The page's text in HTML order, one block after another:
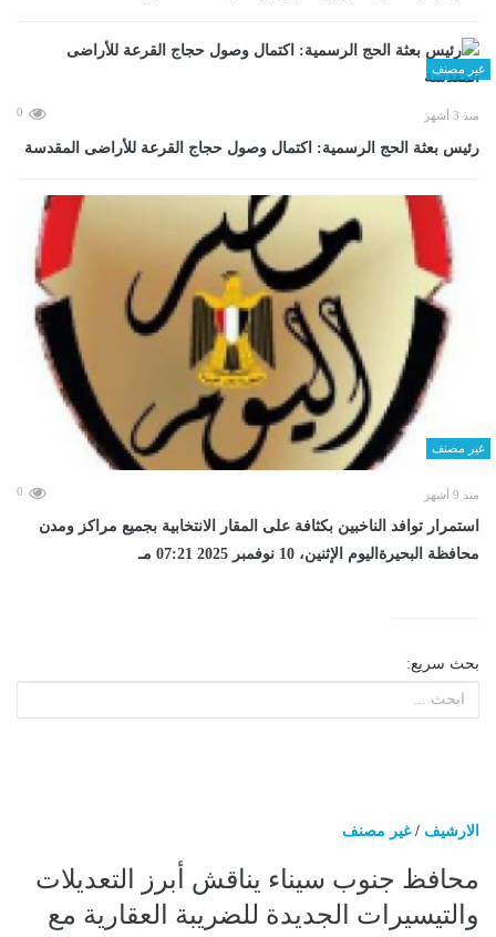
غير مصنف
منذ 3 أشهر 0
رئيس بعثة الحج الرسمية: اكتمال وصول حجاج القرعة للأراضى المقدسة
غير مصنف
منذ 9 أشهر 0
استمرار توافد الناخبين بكثافة على المقار الانتخابية بجميع مراكز ومدن
محافظة البحيرةاليوم الإثنين، 10 نوفمبر 2025 07:21 مـ
بحث سريع:
الارشيف /غير مصنف
محافظ جنوب سيناء يناقش أبرز التعديلات
والتيسيرات الجديدة للضريبة العقارية مع